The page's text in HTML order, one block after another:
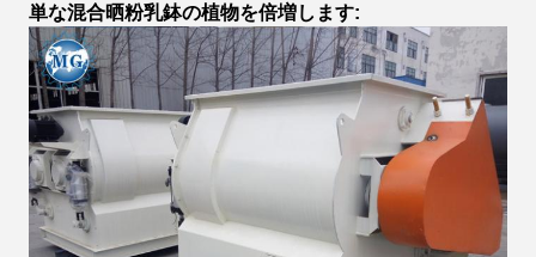
単な混合晒粉乳鉢の植物を倍増します: